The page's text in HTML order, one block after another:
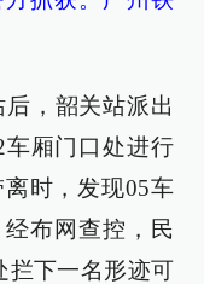
，韶关站派出
厢门口处进行
时，发现05车
布网查控，民
拦下一名形迹可